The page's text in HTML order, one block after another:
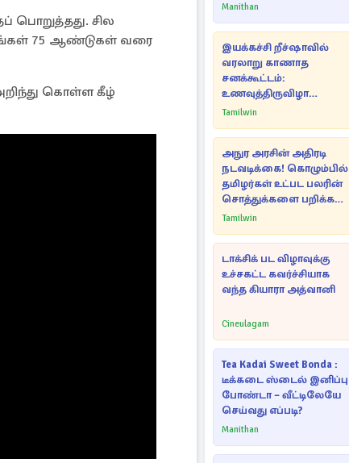
பொறுத்தது. சில
75 ஆண்டுகள் வரை
கொள்ள கீழ்
நயன்தாரா ஓபன் டாக்!
Manithan
இயக்கச்சி றீச்ஷாவில்
வரலாறு காணாத
சனக்கூட்டம்:
உணவுத்திருவிழா
இடைநிறுத்தம்
Tamilwin
அநுர அரசின் அதிரடி
நடவடிக்கை! கொழும்பில்
தமிழர்கள் உட்பட பலரின்
சொத்துக்களை பறிக்க
நடவடிக்கை
Tamilwin
டாக்சிக் பட விழாவுக்கு
உச்சகட்ட கவர்ச்சியாக
வந்த கியாரா அத்வானி
Cineulagam
Tea Kadai Sweet Bonda :
டீக்கடை ஸ்டைல் இனிப்பு
போண்டா – வீட்டிலேயே
செய்வது எப்படி?
Manithan